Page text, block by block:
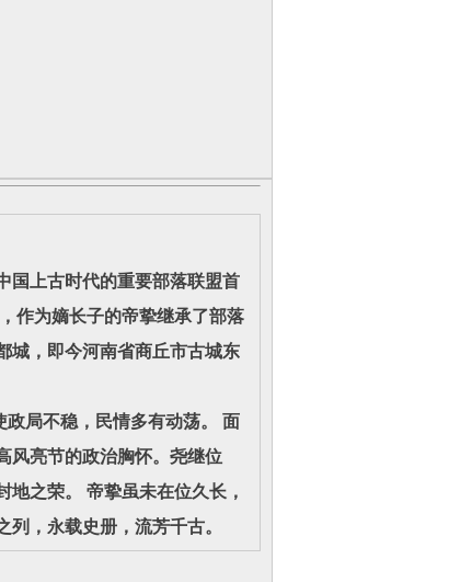
上古时代的重要部落联盟首
作为嫡长子的帝挚继承了部落
城，即今河南省商丘市古城东
局不稳，民情多有动荡。 面
风亮节的政治胸怀。尧继位
之荣。 帝挚虽未在位久长，
，永载史册，流芳千古。